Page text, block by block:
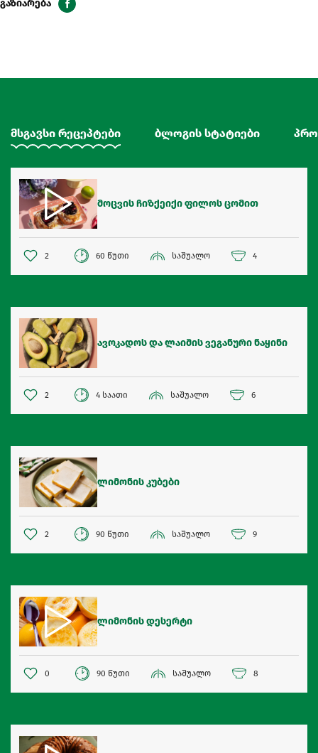
გაზიარება
მსგავსი რეცეპტები ბლოგის სტატიები
მოცვის ჩიზქეიქი ფილოს ცომით
2 60 წუთი საშუალო 4
ავოკადოს და ლაიმის ვეგანური ნაყინი
2 4 საათი საშუალო 6
ლიმონის კუბები
2 90 წუთი საშუალო 9
ლიმონის დესერტი
0 90 წუთი საშუალო 8